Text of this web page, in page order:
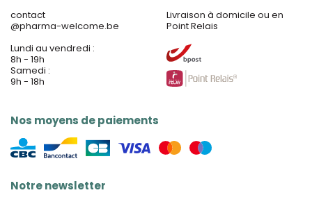
contact
@pharma-welcome.be
Lundi au vendredi :
8h - 19h
Samedi :
9h - 18h
Nos moyens de paiements
Livraison à domicile ou en
Point Relais
Notre newsletter